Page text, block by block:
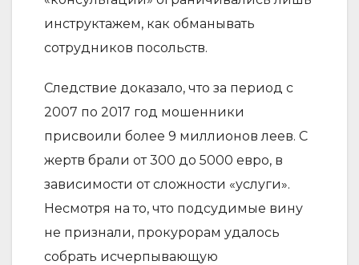
инструктажем, как обманывать
сотрудников посольств.
Следствие доказало, что за период с
2007 по 2017 год мошенники
присвоили более 9 миллионов леев. С
жертв брали от 300 до 5000 евро, в
зависимости от сложности «услуги».
Несмотря на то, что подсудимые вину
не признали, прокурорам удалось
собрать исчерпывающую